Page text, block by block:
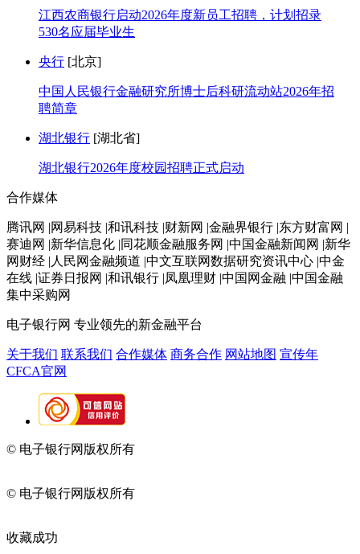
江西农商银行启动2026年度新员工招聘，计划招录
530名应届毕业生
央行 [北京]
中国人民银行金融研究所博士后科研流动站2026年招
聘简章
湖北银行 [湖北省]
湖北银行2026年度校园招聘正式启动
合作媒体
腾讯网 |网易科技 |和讯科技 |财新网 |金融界银行 |东方财富网 |
赛迪网 |新华信息化 |同花顺金融服务网 |中国金融新闻网 |新华
网财经 |人民网金融频道 |中文互联网数据研究资讯中心 |中金
在线 |证券日报网 |和讯银行 |凤凰理财 |中国网金融 |中国金融
集中采购网
电子银行网 专业领先的新金融平台
关于我们 联系我们 合作媒体 商务合作 网站地图 宣传年
CFCA官网
© 电子银行网版权所有
© 电子银行网版权所有
收藏成功